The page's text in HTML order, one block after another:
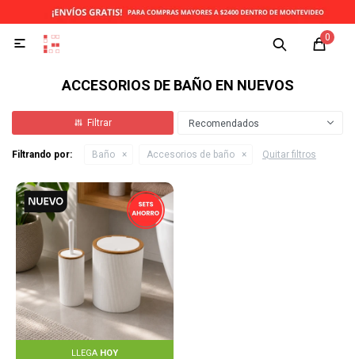
0

ACCESORIOS DE BAÑO EN NUEVOS
Recomendados
Filtrando por: Baño Accesorios de baño Quitar filtros
LLEGA HOY